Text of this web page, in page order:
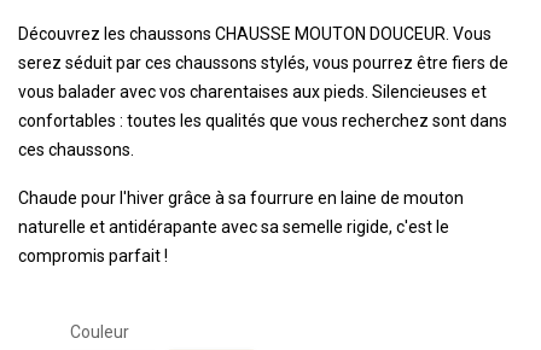
Découvrez les chaussons CHAUSSE MOUTON DOUCEUR. Vous
serez séduit par ces chaussons stylés, vous pourrez être fiers de
vous balader avec vos charentaises aux pieds. Silencieuses et
confortables : toutes les qualités que vous recherchez sont dans
ces chaussons.
Chaude pour l'hiver grâce à sa fourrure en laine de mouton
naturelle et antidérapante avec sa semelle rigide, c'est le
compromis parfait !
Couleur